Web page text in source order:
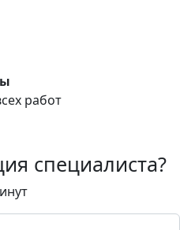
работ
специалиста?